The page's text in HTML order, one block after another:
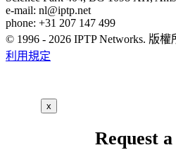
e-mail: nl
iptp.net
phone: +31 207 147 499
© 1996 - 2026 IPTP Networks. 版權
利用規定
x
Request